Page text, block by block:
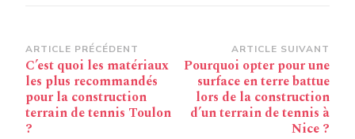
Navigation
d’article
ARTICLE PRÉCÉDENT
C’est quoi les matériaux
les plus recommandés
pour la construction
terrain de tennis Toulon
?
ARTICLE SUIVANT
Pourquoi opter pour une
surface en terre battue
lors de la construction
d’un terrain de tennis à
Nice ?